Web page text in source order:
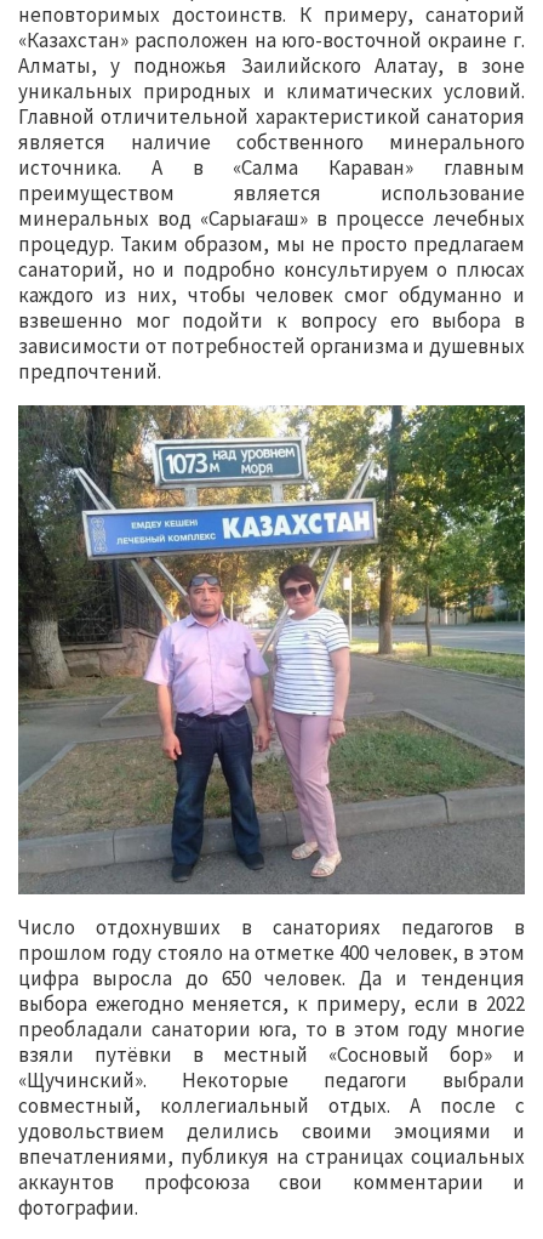
неповторимых достоинств. К примеру, санаторий
«Казахстан» расположен на юго-восточной окраине г.
Алматы, у подножья Заилийского Алатау, в зоне
уникальных природных и климатических условий.
Главной отличительной характеристикой санатория
является наличие собственного минерального
источника. А в «Салма Караван» главным
преимуществом является использование
минеральных вод «Сарыағаш» в процессе лечебных
процедур. Таким образом, мы не просто предлагаем
санаторий, но и подробно консультируем о плюсах
каждого из них, чтобы человек смог обдуманно и
взвешенно мог подойти к вопросу его выбора в
зависимости от потребностей организма и душевных
предпочтений.
Число отдохнувших в санаториях педагогов в
прошлом году стояло на отметке 400 человек, в этом
цифра выросла до 650 человек. Да и тенденция
выбора ежегодно меняется, к примеру, если в 2022
преобладали санатории юга, то в этом году многие
взяли путёвки в местный «Сосновый бор» и
«Щучинский». Некоторые педагоги выбрали
совместный, коллегиальный отдых. А после с
удовольствием делились своими эмоциями и
впечатлениями, публикуя на страницах социальных
аккаунтов профсоюза свои комментарии и
фотографии.